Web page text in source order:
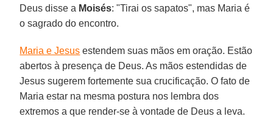
Deus disse a Moisés: "Tirai os sapatos", mas Maria é
o sagrado do encontro.
Maria e Jesus estendem suas mãos em oração. Estão
abertos à presença de Deus. As mãos estendidas de
Jesus sugerem fortemente sua crucificação. O fato de
Maria estar na mesma postura nos lembra dos
extremos a que render-se à vontade de Deus a leva.